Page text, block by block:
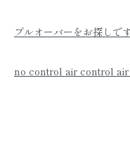
プルオーバーをお探しで
no control air control air